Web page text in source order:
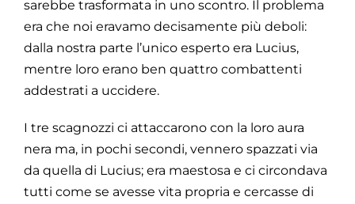
sarebbe trasformata in uno scontro. Il problema
era che noi eravamo decisamente più deboli:
dalla nostra parte l’unico esperto era Lucius,
mentre loro erano ben quattro combattenti
addestrati a uccidere.
I tre scagnozzi ci attaccarono con la loro aura
nera ma, in pochi secondi, vennero spazzati via
da quella di Lucius; era maestosa e ci circondava
tutti come se avesse vita propria e cercasse di